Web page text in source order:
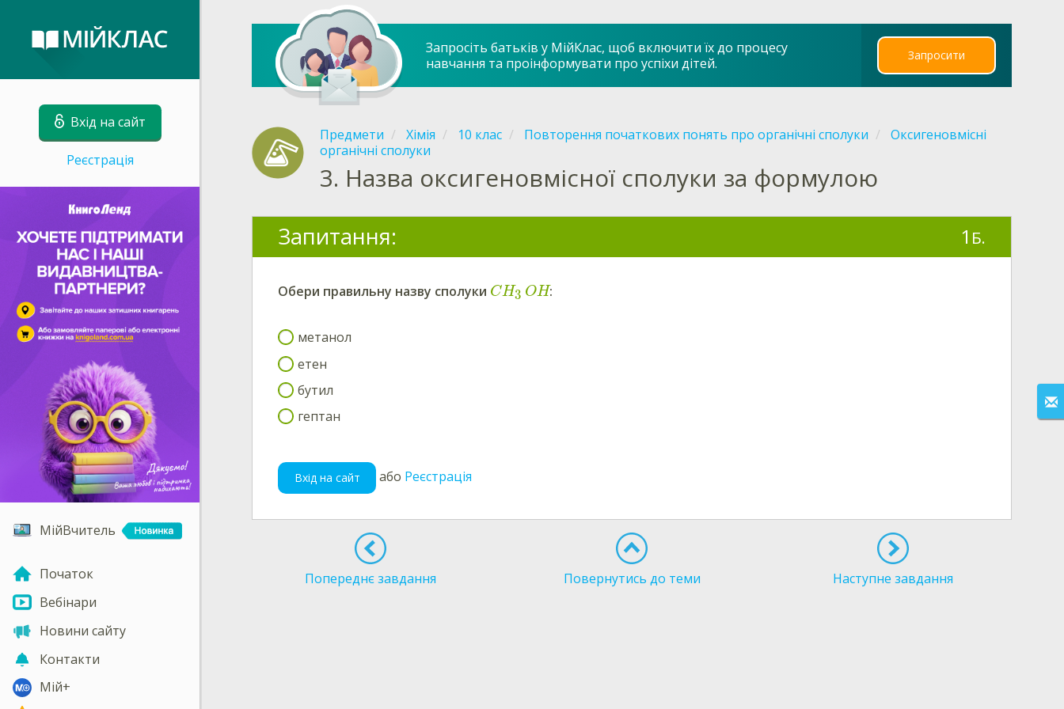
Вхід на сайт
Реєстрація
МійВчитель
Початок
Вебінари
Новини сайту
Контакти
Мій+
Запросіть батьків у МійКлас, щоб включити їх до процесу
навчання та проінформувати про успіхи дітей.
Запросити
Предмети Хімія 10 клас Повторення початкових понять про органічні сполуки
Оксигеновмісні
органічні сполуки
3. Назва оксигеновмісної сполуки за формулою
Запитання: 1 Б.
Обери правильну назву сполуки CH3 OH:
метанол
етен
бутил
гептан
Вхід на сайт або Реєстрація
Попереднє завдання Повернутись до теми Наступне завдання